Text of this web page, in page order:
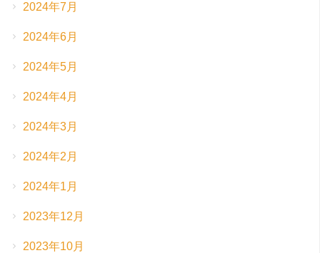
2024年7月
2024年6月
2024年5月
2024年4月
2024年3月
2024年2月
2024年1月
2023年12月
2023年10月